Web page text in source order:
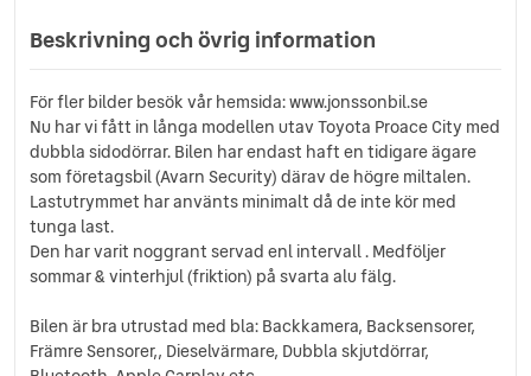
Elinfällbara sidospeglar
Eluppvärmda sidospeglar
Fartbegränsare
Farthållare
Färddator
Helljusassistans
ISOFIX-fästen bak
Kylt handskfack
Körfilsassistans
Multifunktionsratt
Nödsamtal
Beskrivning och övrig information
För fler bilder besök vår hemsida: www.jonssonbil.se
Nu har vi fått in långa modellen utav Toyota Proace City med
dubbla sidodörrar. Bilen har endast haft en tidigare ägare
som företagsbil (Avarn Security) därav de högre miltalen.
Lastutrymmet har använts minimalt då de inte kör med
tunga last.
Den har varit noggrant servad enl intervall . Medföljer
sommar & vinterhjul (friktion) på svarta alu fälg.
Bilen är bra utrustad med bla: Backkamera, Backsensorer,
Främre Sensorer,, Dieselvärmare, Dubbla skjutdörrar,